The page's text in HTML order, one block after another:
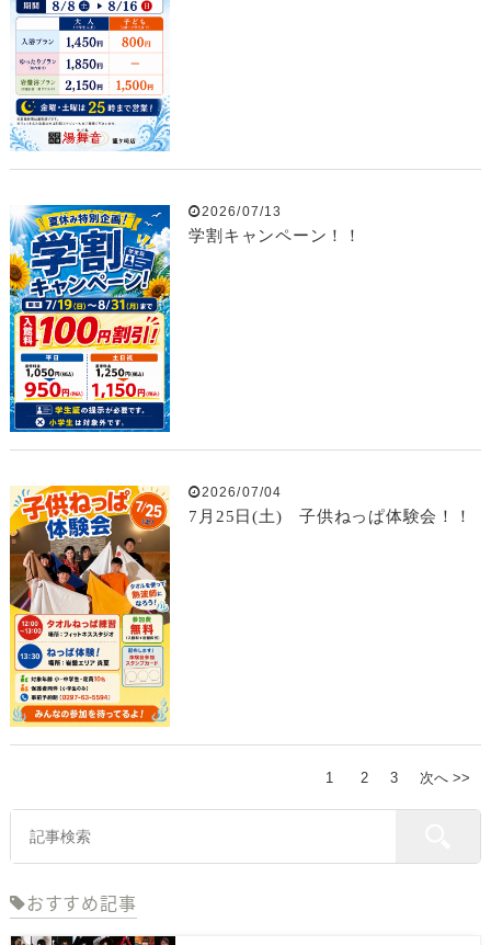
2026/07/13
学割キャンペーン！！
2026/07/04
7月25日(土) 子供ねっぱ体験会！！
1 2 3 次へ >>
おすすめ記事